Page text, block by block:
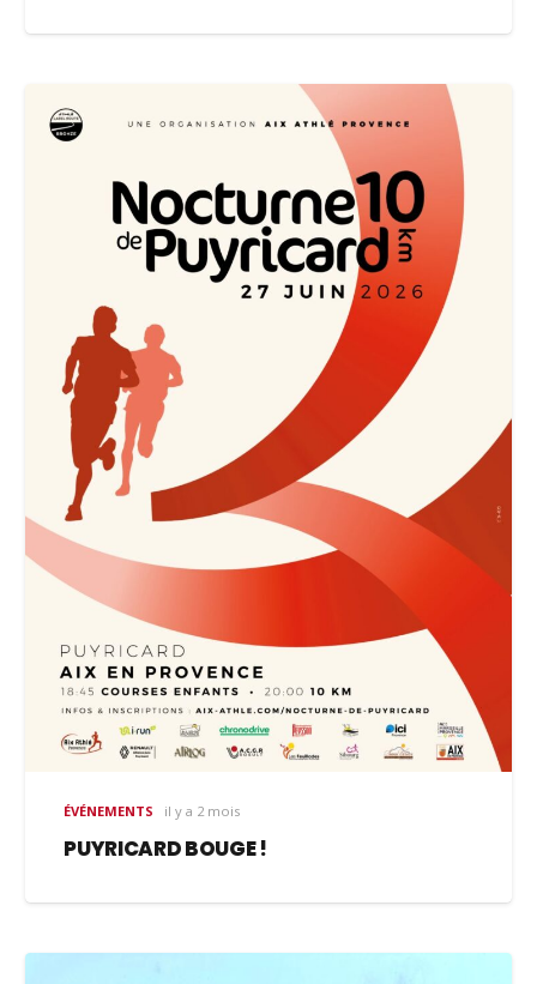
ÉVÉNEMENTS il y a 2 mois
PUYRICARD BOUGE !